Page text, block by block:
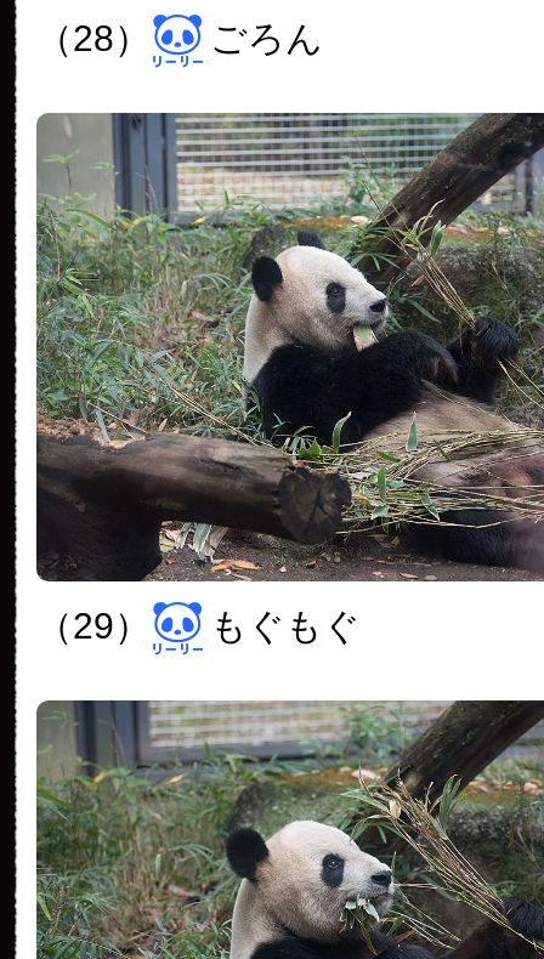
（28） ごろん
（29） もぐもぐ